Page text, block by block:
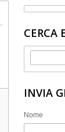
CERCA
INVIA
Nome